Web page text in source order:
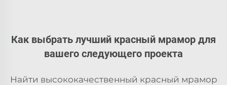
Как выбрать лучший красный мрамор для
вашего следующего проекта
Найти высококачественный красный мрамор